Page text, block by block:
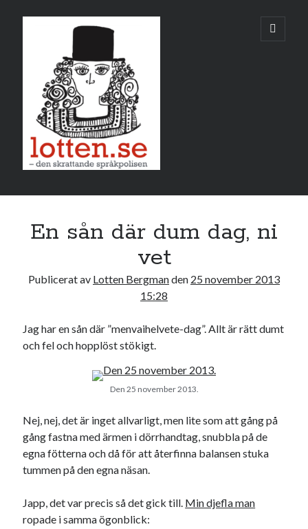
öppna
primär
Sidopanel
M T O T F S
2 3
4 5 6 7 8 9 10
16 17
18 19 20 21 22 23 24
25 26 27 28 29 30
Sök
Kategorier
En sån där dum dag, ni
vet
Publicerat av Lotten Bergmanden 25 november 2013
15:28
Jag har en sån där ”menvaihelvete-dag”. Allt är rätt dumt
och fel och hopplöst stökigt.
Den 25 november 2013.
Nej, nej, det är inget allvarligt, men lite som att gång på
gång fastna med ärmen i dörrhandtag, snubbla på de
egna fötterna och då för att återfinna balansen stuka
tummen på den egna näsan.
Japp, det var precis så det gick till. Min djefla man
ropade i samma ögonblick: